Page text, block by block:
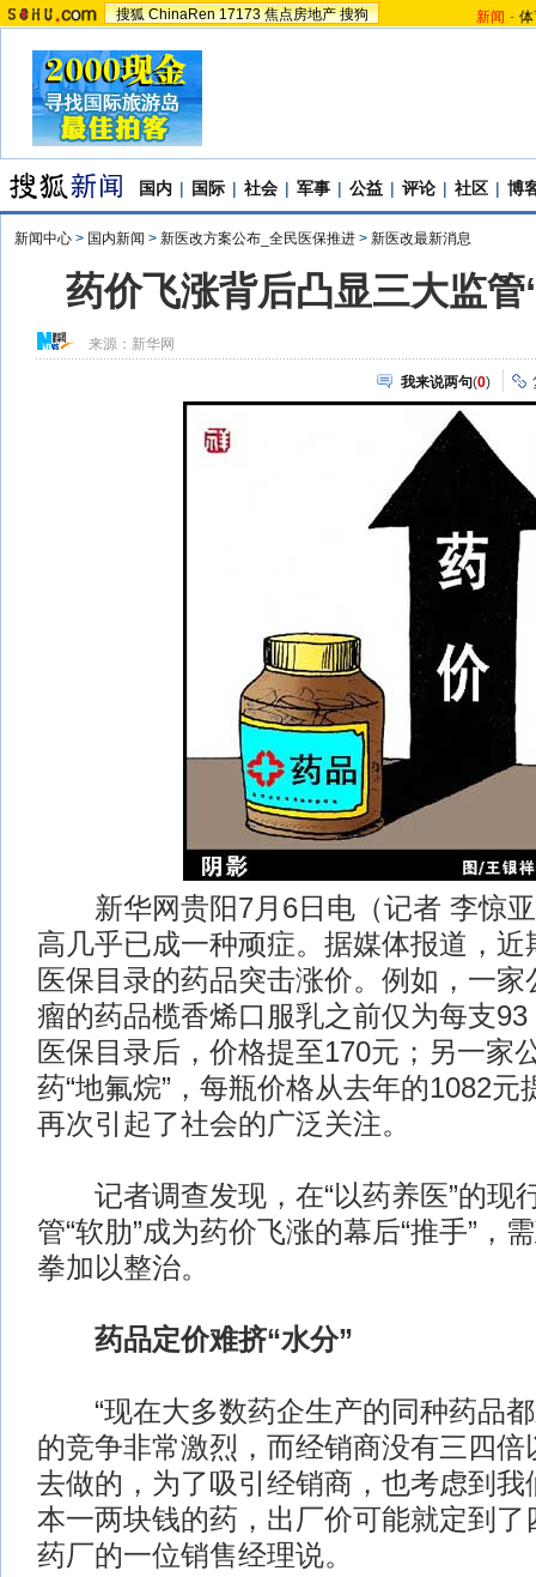
搜狐 ChinaRen 17173 焦点房地产 搜狗 新闻 -
国内 | 国际 | 社会 | 军事 | 公益 | 评论 | 社区 | 博
新闻中心 > 国内新闻 > 新医改方案公布_全民医保推进 > 新医改最新消息
药价飞涨背后凸显三大监管
来源： 新华网
我来说两句(0)
新华网贵阳7月6日电（记者 李惊亚
高几乎已成一种顽症。据媒体报道，近
医保目录的药品突击涨价。例如，一
瘤的药品榄香烯口服乳之前仅为每支
医保目录后，价格提至170元；另一家
药“地氟烷”，每瓶价格从去年的1082元
再次引起了社会的广泛关注。
记者调查发现，在“以药养医”的现
管“软肋”成为药价飞涨的幕后“推手”，
拳加以整治。
药品定价难挤“水分”
“现在大多数药企生产的同种药品都
的竞争非常激烈，而经销商没有三四倍
去做的，为了吸引经销商，也考虑到我
本一两块钱的药，出厂价可能就定到了
药厂的一位销售经理说。